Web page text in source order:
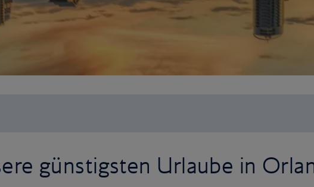
günstigsten Urlaube in